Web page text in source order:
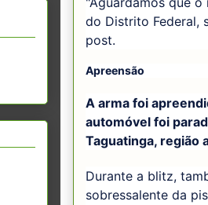
do Distrito Federal,
post.
Apreensão
A arma foi
automóvel foi
Taguatinga, região
Durante a blitz,
sobressalente da